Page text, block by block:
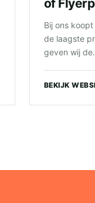
of
Bij ons
de laagste
geven wij
BEKIJK